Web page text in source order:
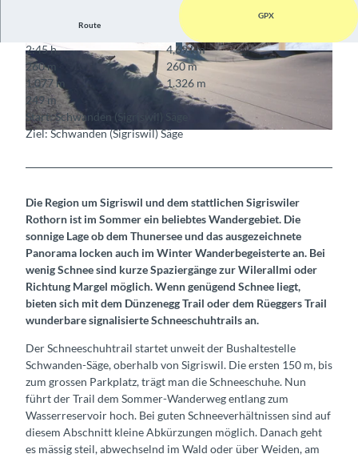
© Sigriswil Tourismus
© Sigriswil Tourismus © Thomas Gempeler, Community
Route
GPX
2:45 h
4,69 km
260 m
260 m
1.077 m
1.326 m
249 m
Start: Schwanden (Sigriswil) Säge
Ziel: Schwanden (Sigriswil) Säge
Die Region um Sigriswil und dem stattlichen Sigriswiler
Rothorn ist im Sommer ein beliebtes Wandergebiet. Die
sonnige Lage ob dem Thunersee und das ausgezeichnete
Panorama locken auch im Winter Wanderbegeisterte an. Bei
wenig Schnee sind kurze Spaziergänge zur Wilerallmi oder
Richtung Margel möglich. Wenn genügend Schnee liegt,
bieten sich mit dem Dünzenegg Trail oder dem Rüeggers Trail
wunderbare signalisierte Schneeschuhtrails an.
Der Schneeschuhtrail startet unweit der Bushaltestelle
Schwanden-Säge, oberhalb von Sigriswil. Die ersten 150 m, bis
zum grossen Parkplatz, trägt man die Schneeschuhe. Nun
führt der Trail dem Sommer-Wanderweg entlang zum
Wasserreservoir hoch. Bei guten Schneeverhältnissen sind auf
diesem Abschnitt kleine Abkürzungen möglich. Danach geht
es mässig steil, abwechselnd im Wald oder über Weiden, am